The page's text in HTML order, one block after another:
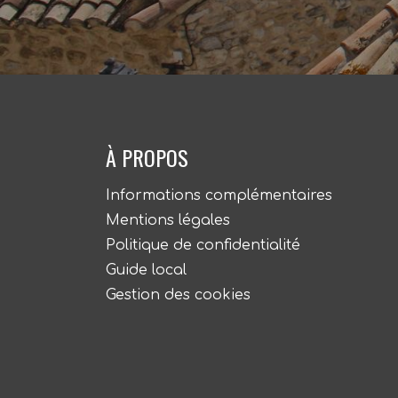
À PROPOS
Informations complémentaires
Mentions légales
Politique de confidentialité
Guide local
Gestion des cookies